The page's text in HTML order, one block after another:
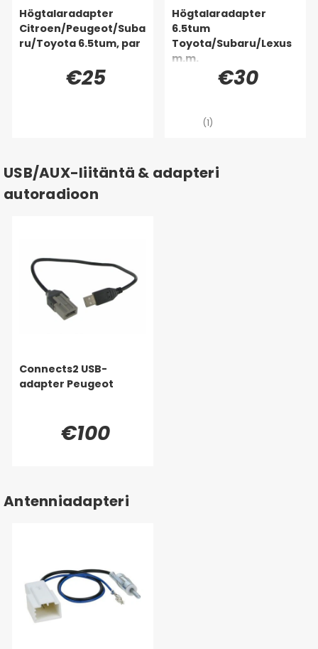
Högtalaradapter
Citroen/Peugeot/Suba
ru/Toyota 6.5tum, par
€25
Högtalaradapter
6.5tum
Toyota/Subaru/Lexus
m.m.
€30
(1)
USB/AUX-liitäntä & adapteri
autoradioon
Connects2 USB-
adapter Peugeot
€100
Antenniadapteri